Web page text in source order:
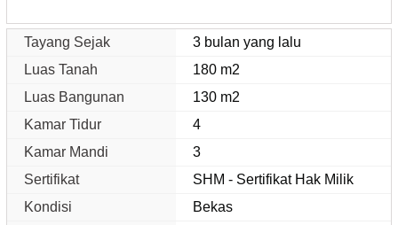
Tayang Sejak
3 bulan yang lalu
Luas Tanah
180 m2
Luas Bangunan
130 m2
Kamar Tidur
4
Kamar Mandi
3
Sertifikat
SHM - Sertifikat Hak Milik
Kondisi
Bekas